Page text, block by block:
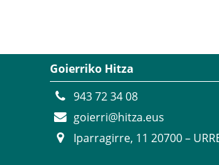
Goierriko Hitza
943 72 34 08
goierri@hitza.eus
Iparragirre, 11 20700 –